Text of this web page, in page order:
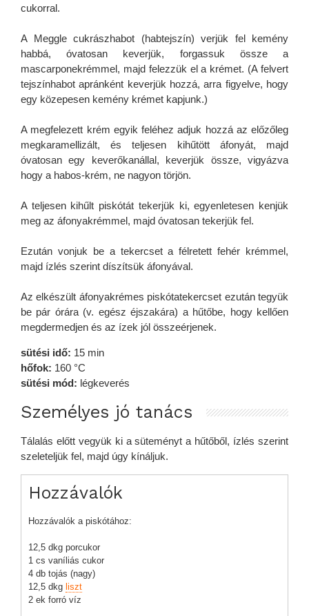
cukorral.
A Meggle cukrászhabot (habtejszín) verjük fel kemény
habbá, óvatosan keverjük, forgassuk össze a
mascarponekrémmel, majd felezzük el a krémet. (A felvert
tejszínhabot apránként keverjük hozzá, arra figyelve, hogy
egy közepesen kemény krémet kapjunk.)
A megfelezett krém egyik feléhez adjuk hozzá az előzőleg
megkaramellizált, és teljesen kihűtött áfonyát, majd
óvatosan egy keverőkanállal, keverjük össze, vigyázva
hogy a habos-krém, ne nagyon törjön.
A teljesen kihűlt piskótát tekerjük ki, egyenletesen kenjük
meg az áfonyakrémmel, majd óvatosan tekerjük fel.
Ezután vonjuk be a tekercset a félretett fehér krémmel,
majd ízlés szerint díszítsük áfonyával.
Az elkészült áfonyakrémes piskótatekercset ezután tegyük
be pár órára (v. egész éjszakára) a hűtőbe, hogy kellően
megdermedjen és az ízek jól összeérjenek.
sütési idő: 15 min
hőfok: 160 °C
sütési mód: légkeverés
Személyes jó tanács
Tálalás előtt vegyük ki a süteményt a hűtőből, ízlés szerint
szeleteljük fel, majd úgy kínáljuk.
Hozzávalók
Hozzávalók a piskótához:
12,5 dkg porcukor
1 cs vaníliás cukor
4 db tojás (nagy)
12,5 dkg liszt
2 ek forró víz